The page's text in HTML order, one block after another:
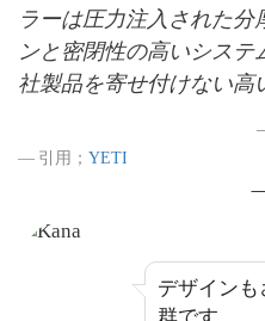
ラーは圧力注入された分
ンと密閉性の高いシステ
社製品を寄せ付けない高
引用； YETI
デザイン